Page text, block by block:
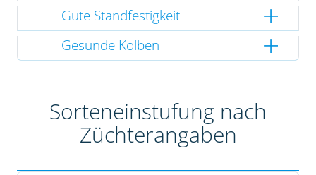
Gute Standfestigkeit
Gesunde Kolben
Sorteneinstufung nach
Züchterangaben